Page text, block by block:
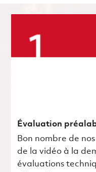
Évaluation
Bon nombre de
de la vidéo à la
évaluations